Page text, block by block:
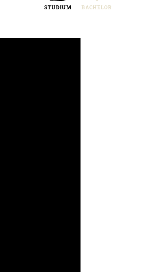
STUDIUM BACHELOR